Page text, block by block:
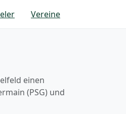
Vereine
einen
(PSG) und